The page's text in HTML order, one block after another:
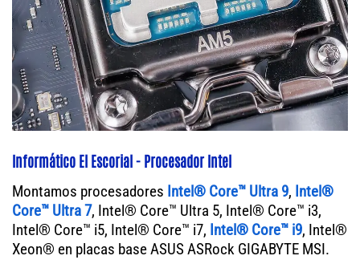
Informático El Escorial - Procesador Intel
Montamos procesadores Intel® Core™ Ultra 9, Intel®
Core™ Ultra 7, Intel® Core™ Ultra 5, Intel® Core™ i3,
Intel® Core™ i5, Intel® Core™ i7, Intel® Core™ i9, Intel®
Xeon® en placas base ASUS ASRock GIGABYTE MSI.